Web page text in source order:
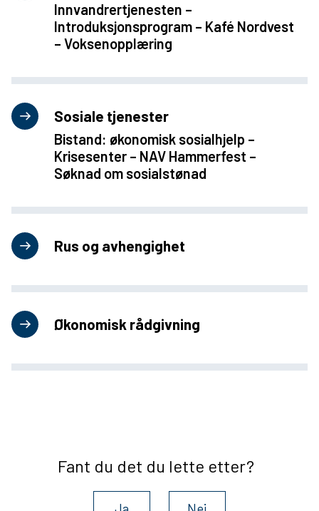
Innvandrertjenesten –
Introduksjonsprogram – Kafé Nordvest
– Voksenopplæring
Sosiale tjenester
Bistand: økonomisk sosialhjelp –
Krisesenter – NAV Hammerfest –
Søknad om sosialstønad
Rus og avhengighet
Økonomisk rådgivning
Fant du det du lette etter?